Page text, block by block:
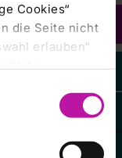
Cookies“
die Seite nicht
erlauben“
Sie können
Ihre